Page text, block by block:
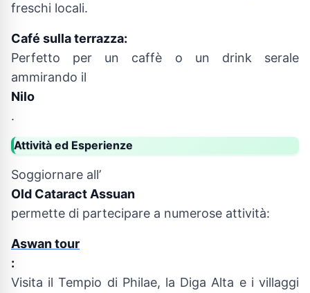
freschi locali.
Café sulla terrazza:
Perfetto per un caffè o un drink serale
ammirando il
Nilo
.
Attività ed Esperienze
Soggiornare all’
Old Cataract Assuan
permette di partecipare a numerose attività:
Aswan tour
:
Visita il Tempio di Philae, la Diga Alta e i villaggi